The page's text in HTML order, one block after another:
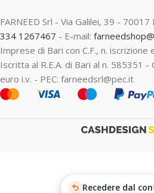
FARNEED Srl - Via Galilei, 39 -
334 1267467 - E-mail:
Imprese di Bari con C.F., n.
Iscritta al R.E.A. di Bari al n. 585351
euro i.v. - PEC: farneedsrl@pec.it
Recedere dal